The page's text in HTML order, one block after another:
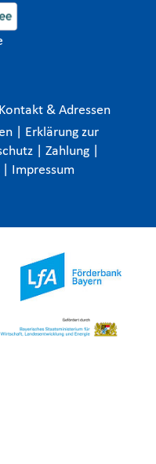
Kontakt & Adressen
Erklärung zur
Zahlung
Impressum